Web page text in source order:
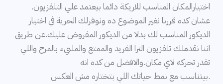
اختيارالمكان المناسب للاريكة دائما بيعتمد علي التلفزيون.
عشان كده قررنا نغير الموضوع ده ونوفرلك الحرية في اختيار
الديكور المناسب لك بدلا من الديكور المفروض عليك.عن طريق
اننا نقدملك تلفزيون الترا الفريد والممتع والملييء بالمرح واللي
تقدر تحركه لاي مكان.والافضل من كده انه
.بيتناسب مع نمط حياتك اللي بتختاره مش العكس